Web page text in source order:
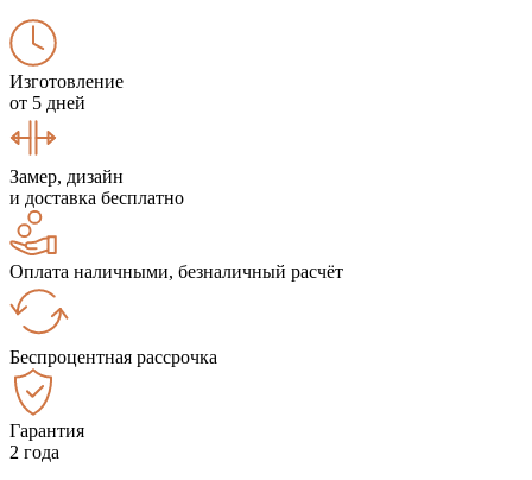
Изготовление
от 5 дней
Замер, дизайн
и доставка бесплатно
Оплата наличными, безналичный расчёт
Беспроцентная рассрочка
Гарантия
2 года